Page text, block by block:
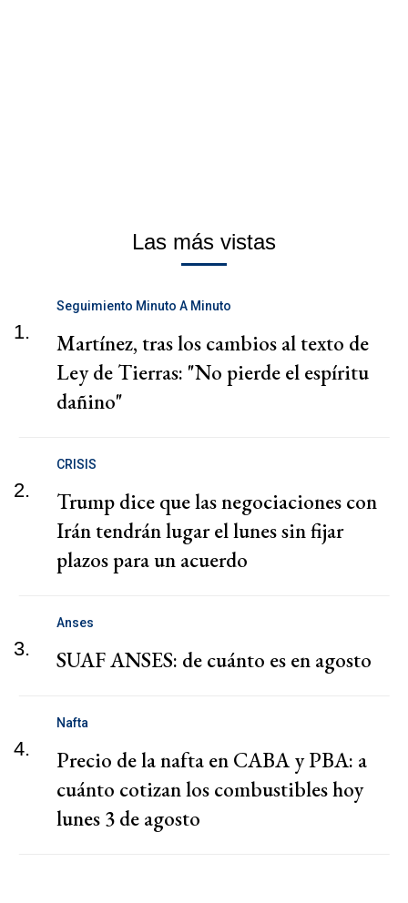
Las más vistas
1.
Seguimiento Minuto A Minuto
Martínez, tras los cambios al texto de
Ley de Tierras: "No pierde el espíritu
dañino"
2.
CRISIS
Trump dice que las negociaciones con
Irán tendrán lugar el lunes sin fijar
plazos para un acuerdo
3.
Anses
SUAF ANSES: de cuánto es en agosto
4.
Nafta
Precio de la nafta en CABA y PBA: a
cuánto cotizan los combustibles hoy
lunes 3 de agosto